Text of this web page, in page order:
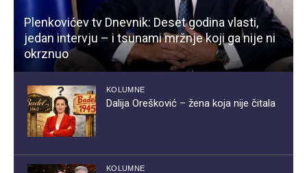
Plenkovićev tv Dnevnik: Deset godina vlasti,
jedan intervju – i tsunami mržnje koji ga nije ni
okrznuo
KOLUMNE
Dalija Orešković – žena koja nije čitala
KOLUMNE